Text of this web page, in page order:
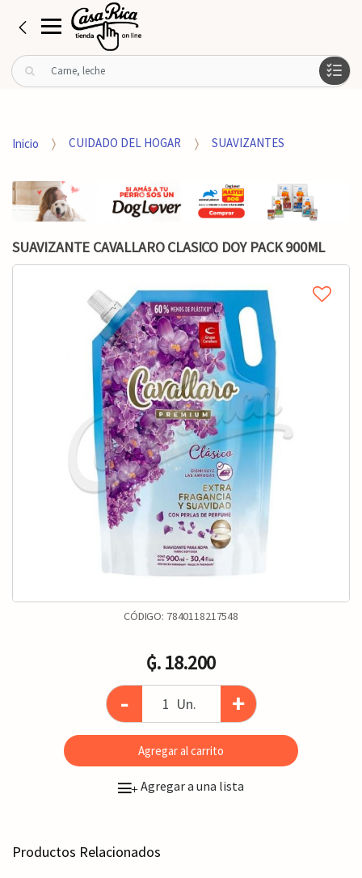
B
u
r
o
r
Inicio CUIDADO DEL HOGAR SUAVIZANTES
SUAVIZANTE CAVALLARO CLASICO DOY PACK 900ML
CÓDIGO: 7840118217548
₲. 18.200
- Un. +
Agregar al carrito
+Agregar a una lista
Productos Relacionados